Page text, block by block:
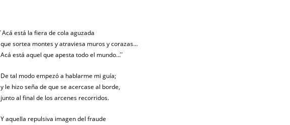
́ ́Acá está la fiera de cola aguzada
que sortea montes y atraviesa muros y corazas…
Acá está aquel que apesta todo el mundo… ́ ́
De tal modo empezó a hablarme mi guía;
y le hizo seña de que se acercase al borde,
junto al final de los arcenes recorridos.
Y aquella repulsiva imagen del fraude